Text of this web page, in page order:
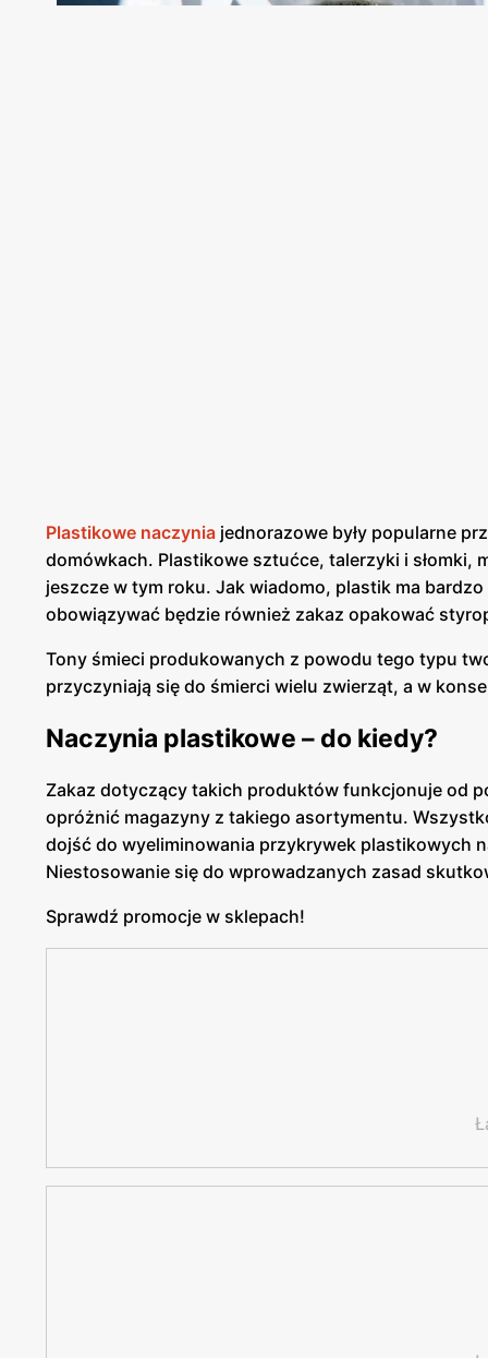
Plastikowe naczynia jednorazowe były popularne
domówkach. Plastikowe sztućce, talerzyki i słomki,
jeszcze w tym roku. Jak wiadomo, plastik ma
obowiązywać będzie również zakaz opakować
Tony śmieci produkowanych z powodu tego typu
przyczyniają się do śmierci wielu zwierząt, a w
Naczynia plastikowe – do kiedy?
Zakaz dotyczący takich produktów funkcjonuje od
opróżnić magazyny z takiego asortymentu.
dojść do wyeliminowania przykrywek plastikowych
Niestosowanie się do wprowadzanych zasad
Sprawdź promocje w sklepach!